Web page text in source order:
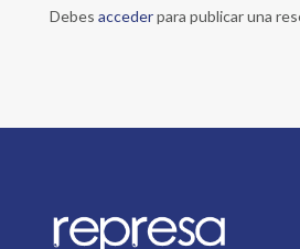
Debes accederpara publicar una